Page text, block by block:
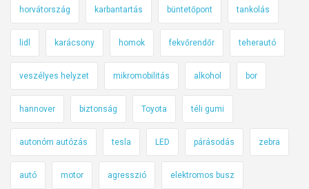
horvátország karbantartás büntetőpont tankolás
lidl karácsony homok fekvőrendőr teherautó
veszélyes helyzet mikromobilitás alkohol bor
hannover biztonság Toyota téli gumi
autonóm autózás tesla LED párásodás zebra
autó motor agresszió elektromos busz